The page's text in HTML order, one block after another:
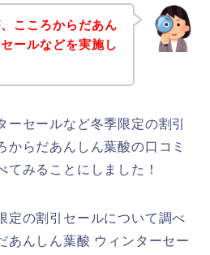
こころからだあん
ールなどを実施し
ーセールなど冬季限定の割引
からだあんしん葉酸の口コミ
てみることにしました！
定の割引セールについて調べ
あんしん葉酸 ウィンターセー